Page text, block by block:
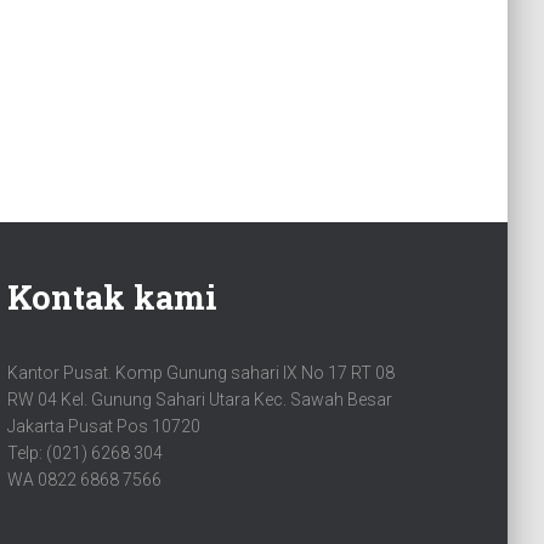
Kontak kami
Kantor Pusat. Komp Gunung sahari IX No 17 RT 08
RW 04 Kel. Gunung Sahari Utara Kec. Sawah Besar
Jakarta Pusat Pos 10720
Telp: (021) 6268 304
WA 0822 6868 7566